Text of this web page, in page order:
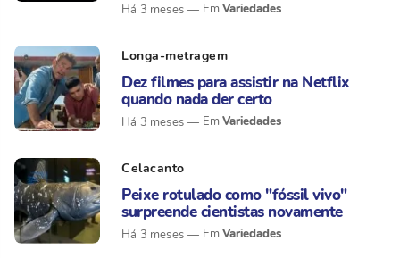
Há 3 meses Variedades
Longa-metragem
Dez filmes para assistir na Netflix
quando nada der certo
Há 3 meses Variedades
Celacanto
Peixe rotulado como "fóssil vivo"
surpreende cientistas novamente
Há 3 meses Variedades